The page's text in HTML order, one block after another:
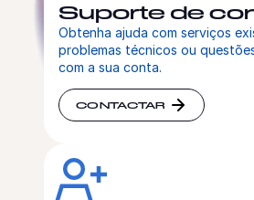
Suporte de
Obtenha ajuda com serviços
problemas técnicos ou
com a sua conta.
CONTACTAR